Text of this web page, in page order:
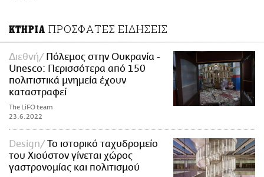
ΚΤΗΡΙΑ ΠΡΟΣΦΑΤΕΣ ΕΙΔΗΣΕΙΣ
Διεθνή
Πόλεμος στην Ουκρανία -
Unesco: Περισσότερα από 150
πολιτιστικά μνημεία έχουν
καταστραφεί
The LiFO team
23.6.2022
Design
Το ιστορικό ταχυδρομείο
του Χιούστον γίνεται χώρος
γαστρονομίας και πολιτισμού